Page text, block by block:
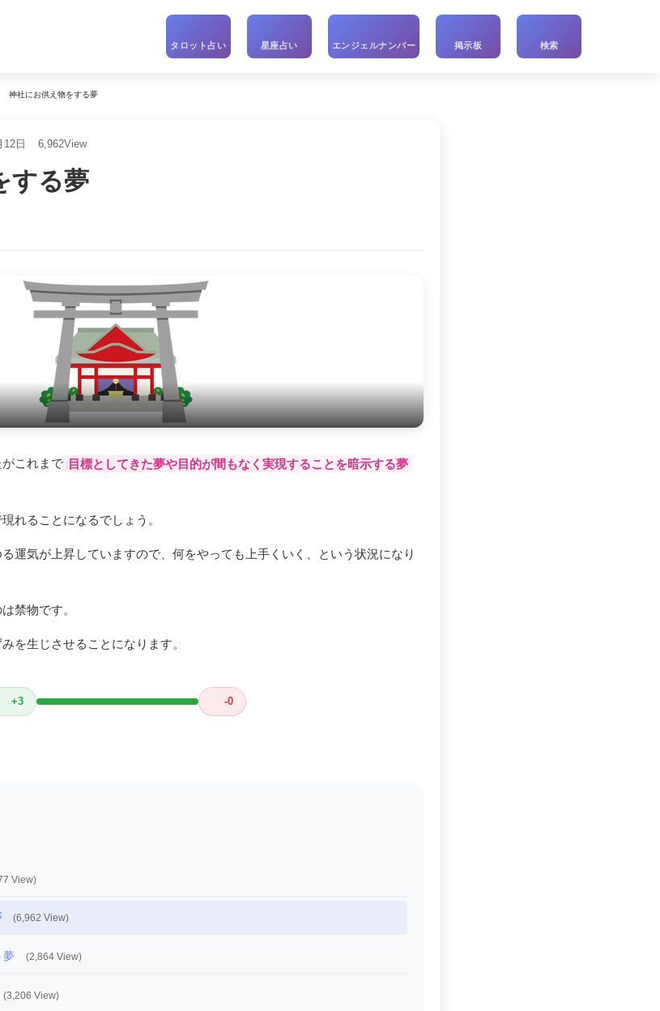
タロット占い 星座占い エンジェルナンバー 掲示板 検索
神社にお供え物をする夢
12日 6,962View
する夢
これまで 目標としてきた夢や目的が間もなく実現することを暗示する夢
れることになるでしょう。
運気が上昇していますので、何をやっても上手くいく、という状況になり
禁物です。
を生じさせることになります。
+3 -0
View)
(6,962 View)
夢 (2,864 View)
(3,206 View)